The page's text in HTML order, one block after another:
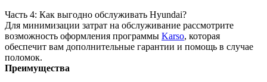
Часть 4: Как выгодно обслуживать Hyundai?
Для минимизации затрат на обслуживание рассмотрите
возможность оформления программы Karso, которая
обеспечит вам дополнительные гарантии и помощь в случае
поломок.
Преимущества